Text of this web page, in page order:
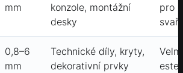
mm
konzole, montážní
desky
pro
0,8–6
mm
Technické díly, kryty,
dekorativní prvky